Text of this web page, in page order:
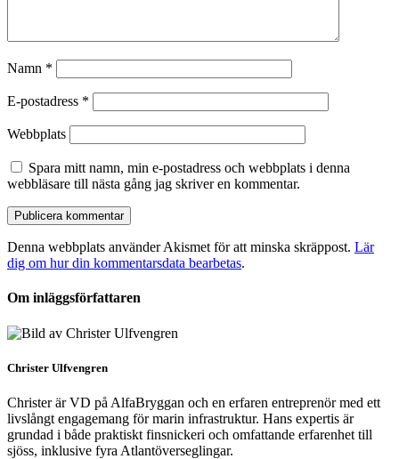
Namn *
E-postadress *
Webbplats
Spara mitt namn, min e-postadress och webbplats i denna
webbläsare till nästa gång jag skriver en kommentar.
Denna webbplats använder Akismet för att minska skräppost. Lär
dig om hur din kommentarsdata bearbetas.
Om inläggsförfattaren
Christer Ulfvengren
Christer är VD på AlfaBryggan och en erfaren entreprenör med ett
livslångt engagemang för marin infrastruktur. Hans expertis är
grundad i både praktiskt finsnickeri och omfattande erfarenhet till
sjöss, inklusive fyra Atlantöverseglingar.